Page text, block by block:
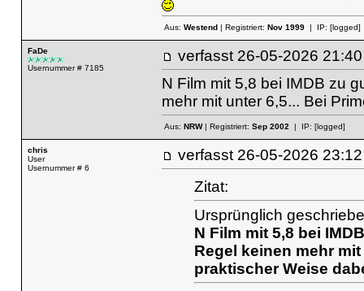
Aus: Westend| Registriert: Nov 1999| IP: [logged]
FaDe
Usernummer # 7185
verfasst 26-05-2026
N Film mit 5,8 bei IMDB zu
mehr mit unter 6,5... Bei
Aus: NRW| Registriert: Sep 2002| IP: [logged]
chris
User
Usernummer # 6
verfasst 26-05-2026
Zitat:
Ursprünglich
N Film mit 5,8 bei
Regel keinen mehr
praktischer Weise